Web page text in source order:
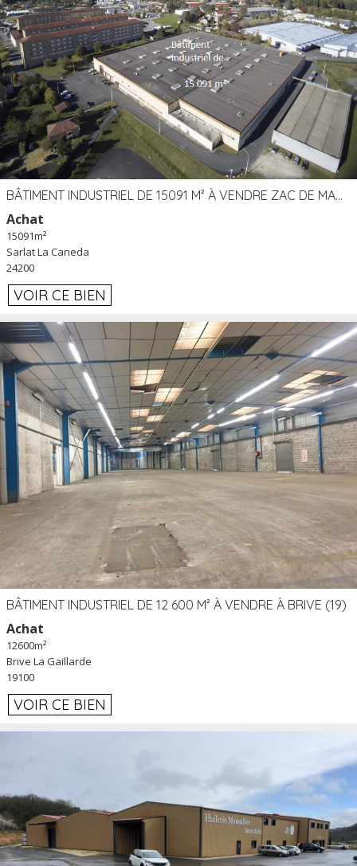
BÂTIMENT INDUSTRIEL DE 15091 M² À VENDRE ZAC DE MADRAZÈS À SARLAT (24)
Achat
15091m²
Sarlat La Caneda
24200
VOIR CE BIEN
BÂTIMENT INDUSTRIEL DE 12 600 M² À VENDRE À BRIVE (19)
Achat
12600m²
Brive La Gaillarde
19100
VOIR CE BIEN